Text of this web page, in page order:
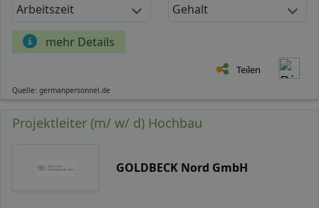
Arbeitszeit Gehalt
mehr Details
Teilen
Quelle: germanpersonnel.de
Projektleiter (m/ w/ d) Hochbau
GOLDBECK Nord GmbH